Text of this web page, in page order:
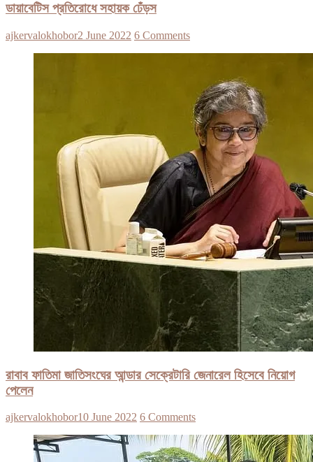
ডায়াবেটিস প্রতিরোধে সহায়ক ঢেঁড়স
ajkervalokhobor2 June 2022 6 Comments
রাবাব ফাতিমা জাতিসংঘের আন্ডার সেক্রেটারি জেনারেল হিসেবে নিয়োগ
পেলেন
ajkervalokhobor10 June 2022 6 Comments